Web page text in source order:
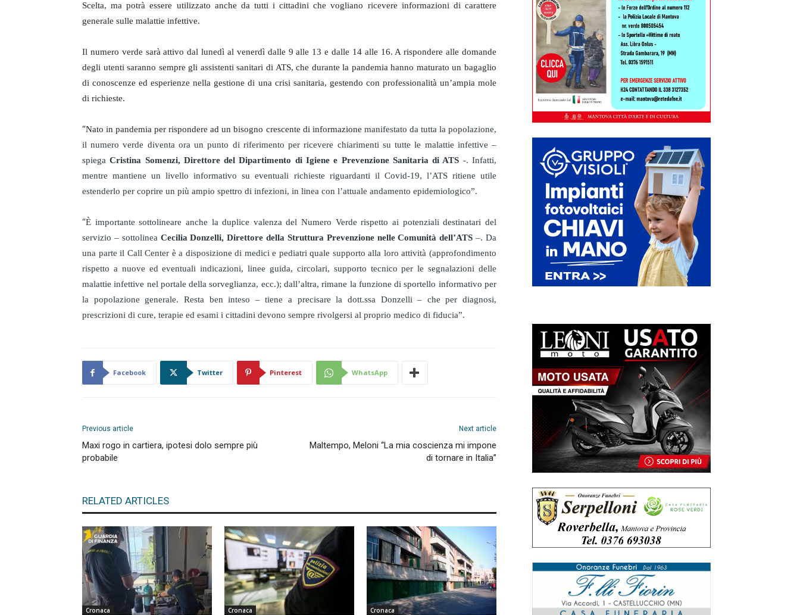
Scelta, ma potrà essere utilizzato anche da tutti i cittadini che vogliano ricevere informazioni di carattere
generale sulle malattie infettive.
Il numero verde sarà attivo dal lunedì al venerdì dalle 9 alle 13 e dalle 14 alle 16. A rispondere alle domande
degli utenti saranno sempre gli assistenti sanitari di ATS, che durante la pandemia hanno maturato un bagaglio
di conoscenze ed esperienze nella gestione di una crisi sanitaria, gestendo con professionalità un’ampia mole
di richieste.
“Nato in pandemia per rispondere ad un bisogno crescente di informazione manifestato da tutta la popolazione,
il numero verde diventa ora un punto di riferimento per ricevere chiarimenti su tutte le malattie infettive –
spiegaCristina Somenzi, Direttore del Dipartimento di Igiene e Prevenzione Sanitaria di ATS -. Infatti,
mentre mantiene un livello informativo su eventuali richieste riguardanti il Covid-19, l’ATS ritiene utile
estenderlo per coprire un più ampio spettro di infezioni, in linea con l’attuale andamento epidemiologico”.
“È importante sottolineare anche la duplice valenza del Numero Verde rispetto ai potenziali destinatari del
servizio – sottolinea Cecilia Donzelli, Direttore della Struttura Prevenzione nelle Comunità dell’ATS –. Da
una parte il Call Center è a disposizione di medici e pediatri quale supporto alla loro attività (approfondimento
rispetto a nuove ed eventuali indicazioni, linee guida, circolari, supporto tecnico per le segnalazioni delle
malattie infettive nel portale della sorveglianza, ecc.); dall’altra, rimane la funzione di sportello informativo per
la popolazione generale. Resta ben inteso – tiene a precisare la dott.ssa Donzelli – che per diagnosi,
prescrizioni di cure, terapie ed esami i cittadini devono sempre rivolgersi al proprio medico di fiducia”.
Facebook Twitter Pinterest WhatsApp
Previous article
Maxi rogo in cartiera, ipotesi dolo sempre più
probabile
Next article
Maltempo, Meloni “La mia coscienza mi impone
di tornare in Italia”
RELATED ARTICLES
Cronaca Cronaca Cronaca